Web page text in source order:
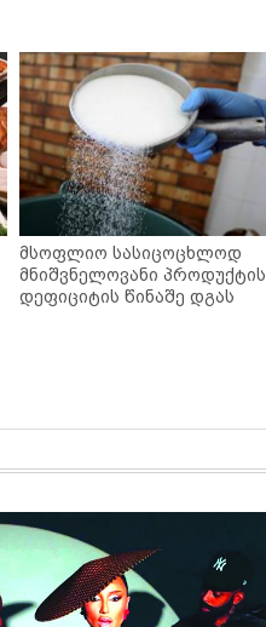
მსოფლიო სასიცოცხლოდ
მნიშვნელოვანი პროდუქტის
დეფიციტის წინაშე დგას